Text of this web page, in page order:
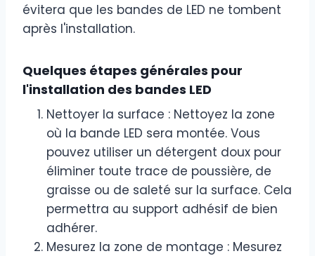
évitera que les bandes de LED ne tombent
après l'installation.
Quelques étapes générales pour
l'installation des bandes LED
Nettoyer la surface : Nettoyez la zone
où la bande LED sera montée. Vous
pouvez utiliser un détergent doux pour
éliminer toute trace de poussière, de
graisse ou de saleté sur la surface. Cela
permettra au support adhésif de bien
adhérer.
Mesurez la zone de montage : Mesurez